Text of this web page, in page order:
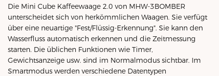
Die Mini Cube Kaffeewaage 2.0 von MHW-3BOMBER
unterscheidet sich von herkömmlichen Waagen. Sie verfügt
über eine neuartige "Fest/Flüssig-Erkennung". Sie kann den
Wasserfluss automatisch erkennen und die Zeitmessung
starten. Die üblichen Funktionen wie Timer,
Gewichtsanzeige usw. sind im Normalmodus sichtbar. Im
Smartmodus werden verschiedene Datentypen